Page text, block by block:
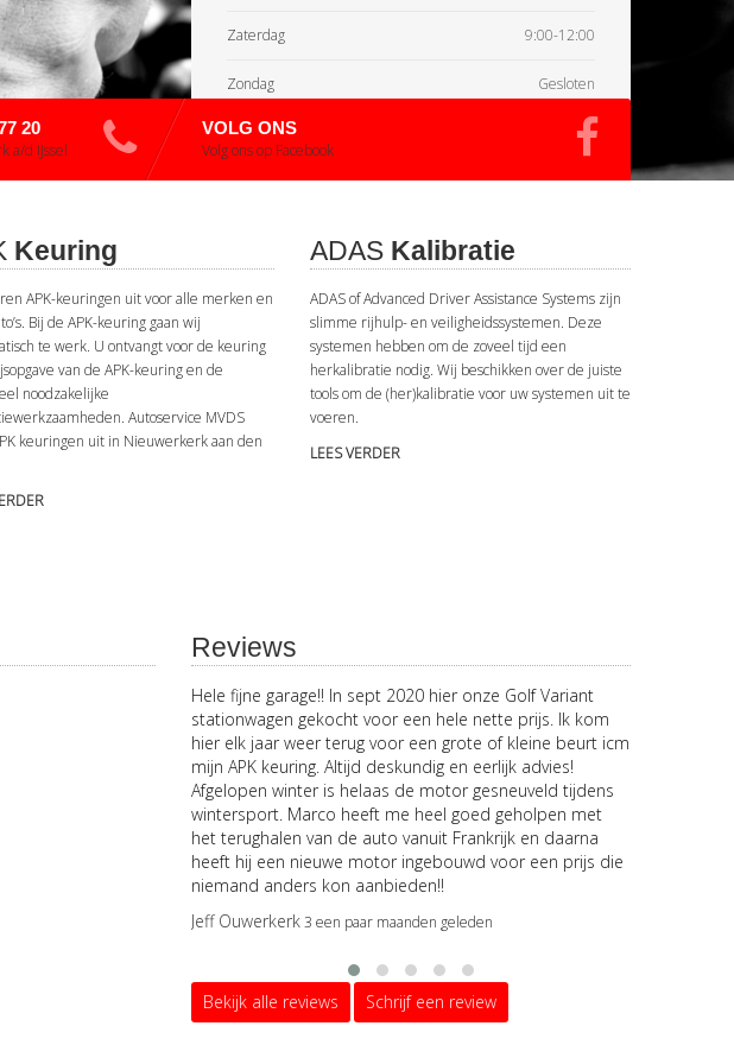
Zaterdag 9:00-12:00
Zondag Gesloten
20
a/d IJssel
VOLG ONS
Volg ons op Facebook
Keuring
APK-keuringen uit voor alle merken en
Bij de APK-keuring gaan wij
te werk. U ontvangt voor de keuring
van de APK-keuring en de
noodzakelijke
Autoservice MVDS
keuringen uit in Nieuwerkerk aan den
ADAS Kalibratie
ADAS of Advanced Driver Assistance Systems zijn
slimme rijhulp- en veiligheidssystemen. Deze
systemen hebben om de zoveel tijd een
herkalibratie nodig. Wij beschikken over de juiste
tools om de (her)kalibratie voor uw systemen uit te
voeren.
LEES VERDER
Reviews
Hele fijne garage!! In sept 2020 hier onze Golf Variant
stationwagen gekocht voor een hele nette prijs. Ik kom
hier elk jaar weer terug voor een grote of kleine beurt icm
mijn APK keuring. Altijd deskundig en eerlijk advies!
Afgelopen winter is helaas de motor gesneuveld tijdens
wintersport. Marco heeft me heel goed geholpen met
het terughalen van de auto vanuit Frankrijk en daarna
heeft hij een nieuwe motor ingebouwd voor een prijs die
niemand anders kon aanbieden!!
Jeff Ouwerkerk3 een paar maanden geleden
Bekijk alle reviews Schrijf een review